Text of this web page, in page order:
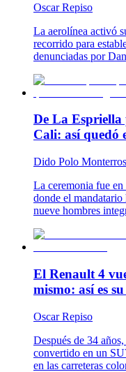
Oscar Repiso
La aerolínea activó
recorrido para
denunciadas por
De La Espriella
Cali: así quedó
Dido Polo
La ceremonia fue
donde el
nueve hombres
El Renault 4
mismo: así es
Oscar Repiso
Después de 34
convertido en un
en las carreteras